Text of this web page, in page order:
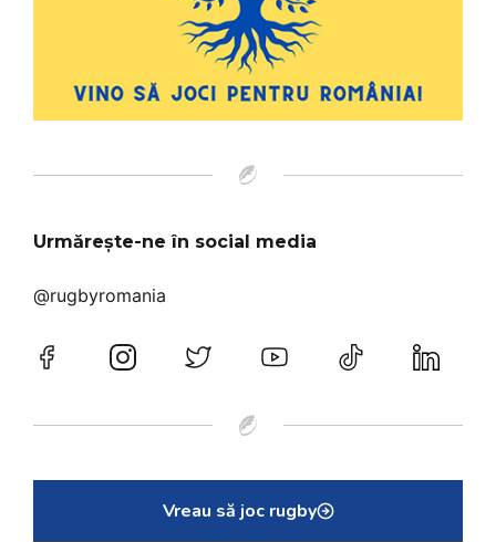
Urmărește-ne în social media
@rugbyromania
Vreau să joc rugby